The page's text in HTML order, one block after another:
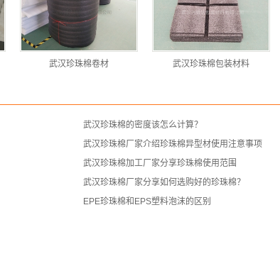
武汉珍珠棉卷材 武汉珍珠棉包装材料
武汉珍珠棉的密度该怎么计算？
武汉珍珠棉厂家介绍珍珠棉异型材使用注意事项
武汉珍珠棉加工厂家分享珍珠棉使用范围
武汉珍珠棉厂家分享如何选购好的珍珠棉？
EPE珍珠棉和EPS塑料泡沫的区别